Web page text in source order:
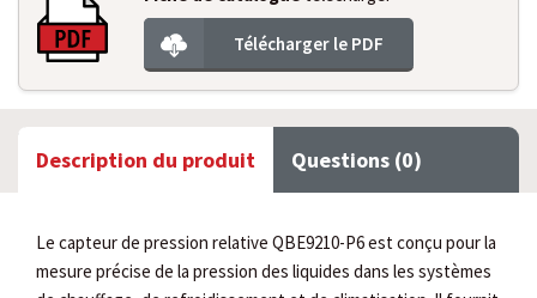
Télécharger le PDF
Description du produit Questions (0)
Le capteur de pression relative QBE9210-P6 est conçu pour la
mesure précise de la pression des liquides dans les systèmes